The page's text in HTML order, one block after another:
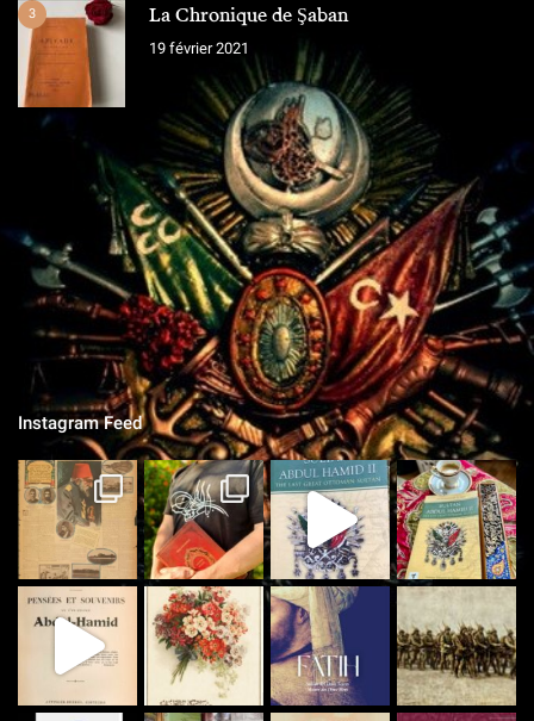
3 La Chronique de Şaban
19 février 2021
L'ÉQUIPE
Chroniques Ottomanes
"Si je tombe sur le champ de bataille, qu'on grave sur la pierre,
qu'on ne vit que ce que nous réserve notre destin..."
Instagram Feed